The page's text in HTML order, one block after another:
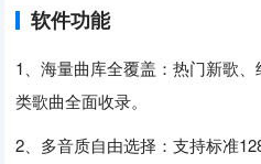
软件功能
1、海量曲库全覆盖：热门新歌
类歌曲全面收录。
2、多音质自由选择：支持标准